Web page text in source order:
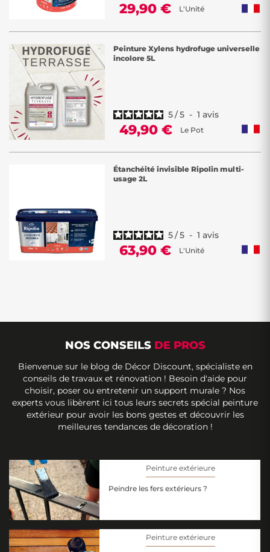
29,90 € L'Unité
Peinture Xylens hydrofuge universelle
incolore 5L
5/5 - 1 avis
49,90 € Le Pot
Étanchéité invisible Ripolin multi-
usage 2L
5/5 - 1 avis
63,90 € L'Unité
NOS CONSEILS DE PROS
Bienvenue sur le blog de Décor Discount, spécialiste en
conseils de travaux et rénovation ! Besoin d'aide pour
choisir, poser ou entretenir un support murale ? Nos
experts vous libèrent ici tous leurs secrets spécial peinture
extérieur pour avoir les bons gestes et découvrir les
meilleures tendances de décoration !
Peinture extérieure
Peindre les fers extérieurs ?
Peinture extérieure